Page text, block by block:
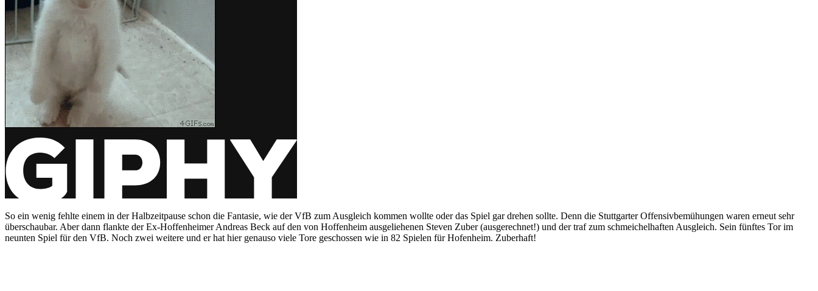
So ein wenig fehlte einem in der Halbzeitpause schon die Fantasie, wie der VfB zum Ausgleich kommen wollte oder das Spiel gar drehen sollte. Denn die Stuttgarter Offensivbemühungen waren erneut sehr
überschaubar. Aber dann flankte der Ex-Hoffenheimer Andreas Beck auf den von Hoffenheim ausgeliehenen Steven Zuber (ausgerechnet!) und der traf zum schmeichelhaften Ausgleich. Sein fünftes Tor im
neunten Spiel für den VfB. Noch zwei weitere und er hat hier genauso viele Tore geschossen wie in 82 Spielen für Hofenheim. Zuberhaft!